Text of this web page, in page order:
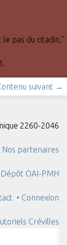
pas du citadin,”
.
suivant →
2260-2046
Nos partenaires
Dépôt OAI-PMH
• Connexion
Crévilles